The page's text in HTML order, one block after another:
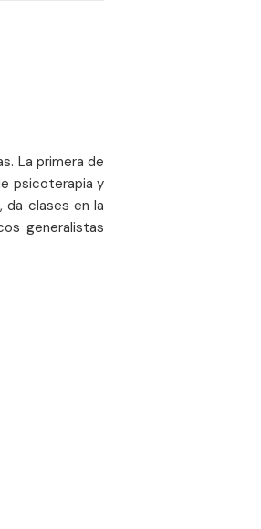
La primera de
psicoterapia y
da clases en la
generalistas